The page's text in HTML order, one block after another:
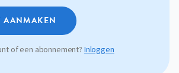
AANMAKEN
of een abonnement? Inloggen